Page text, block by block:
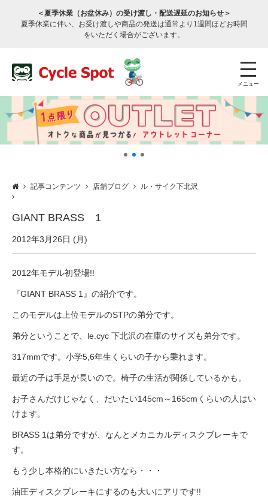
＜夏季休業（お盆休み）の受け渡し・配送遅延のお知らせ＞
夏季休業に伴い、お受け渡しや商品の発送は通常より1週間ほどお時間
をいただく場合がございます。
メニュー
サービスのご案内
サービス全般
修理・メンテナンス工賃
盗難保証
記事コンテンツ 店舗ブログ ル・サイク下北沢
GIANT BRASS 1
2012年3月26日 (月)
2012年モデル初登場!!
『GIANT BRASS 1』の紹介です。
このモデルは上位モデルのSTPの弟分です。
弟分ということで、le.cyc 下北沢の在庫のサイズも弟分です。
317mmです。小学5,6年生くらいの子から乗れます。
最近の子は手足が長いので。椅子の生活が関係しているかも。
お子さんだけじゃなく、だいたい145cm～165cmくらいの人はい
けます。
BRASS 1は弟分ですが、なんとメカニカルディスクブレーキで
す。
もう少し本格的にいきたい方なら・・・
油圧ディスクブレーキにするのも大いにアリです!!